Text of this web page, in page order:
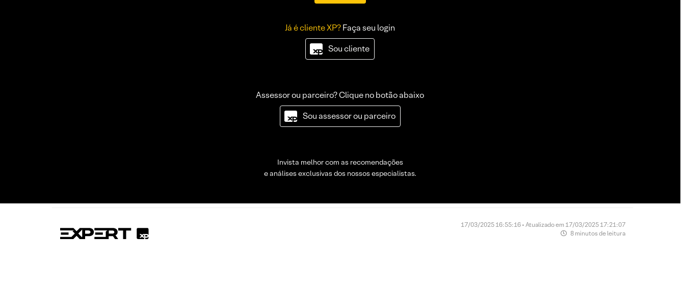
Já é cliente XP?Faça seu login
Sou cliente
Assessor ou parceiro? Clique no botão abaixo
Sou assessor ou parceiro
Invista melhor com as recomendações
e análises exclusivas dos nossos especialistas.
17/03/2025 16:55:16 • Atualizado em 17/03/2025 17:21:07
8 minutos de leitura